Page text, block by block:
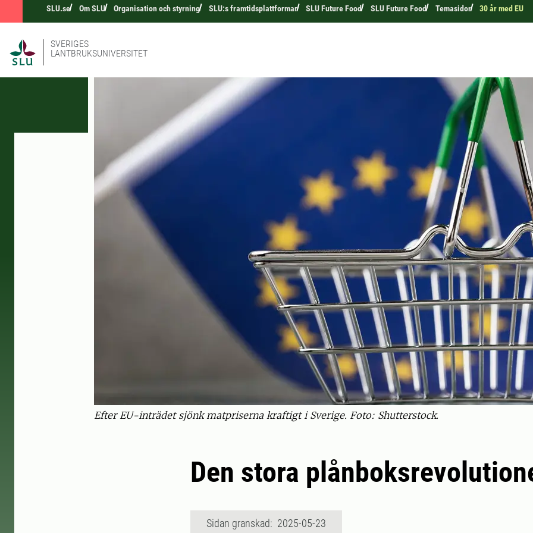
SLU.se Om SLU Organisation och styrning SLU:s framtidsplattformar SLU Future Food SLU Future Food Temasidor 30 år med EU
SVERIGES
LANTBRUKSUNIVERSITET
Efter EU-inträdet sjönk matpriserna kraftigt i Sverige. Foto: Shutterstock.
Den stora
Sidan granskad: 2025-05-23